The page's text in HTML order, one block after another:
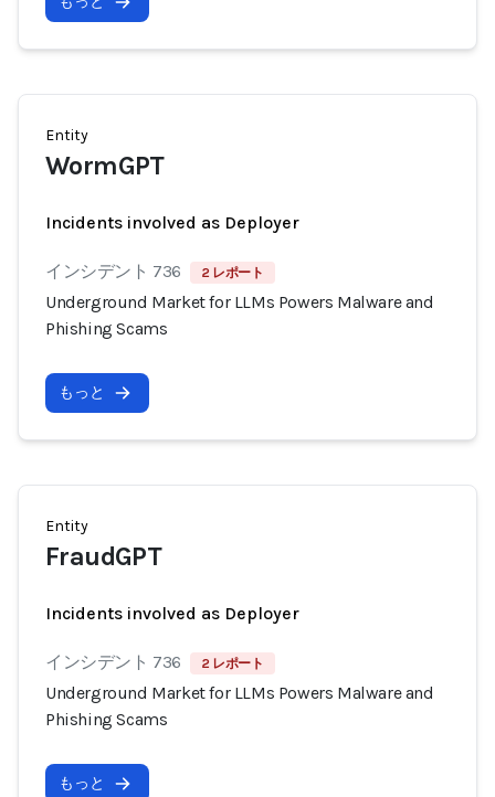
Entity
WormGPT
Incidents involved as Deployer
インシデント 736 2 レポート
Underground Market for LLMs Powers Malware and
Phishing Scams
もっと
Entity
FraudGPT
Incidents involved as Deployer
インシデント 736 2 レポート
Underground Market for LLMs Powers Malware and
Phishing Scams
もっと